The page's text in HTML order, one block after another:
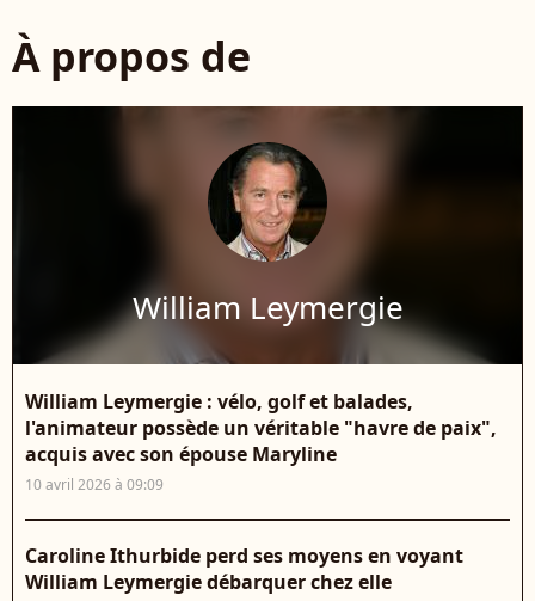
À propos de
William Leymergie
William Leymergie : vélo, golf et balades,
l'animateur possède un véritable "havre de paix",
acquis avec son épouse Maryline
10 avril 2026 à 09:09
Caroline Ithurbide perd ses moyens en voyant
William Leymergie débarquer chez elle